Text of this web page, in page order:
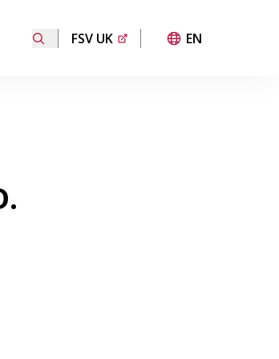
FSV UK EN
stránku. Uživatelé dotykových